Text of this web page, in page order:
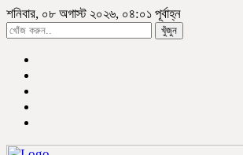
শনিবার, ০৮ অগাস্ট ২০২৬, ০৪:০১ পূর্বাহ্ন
খুঁজুন